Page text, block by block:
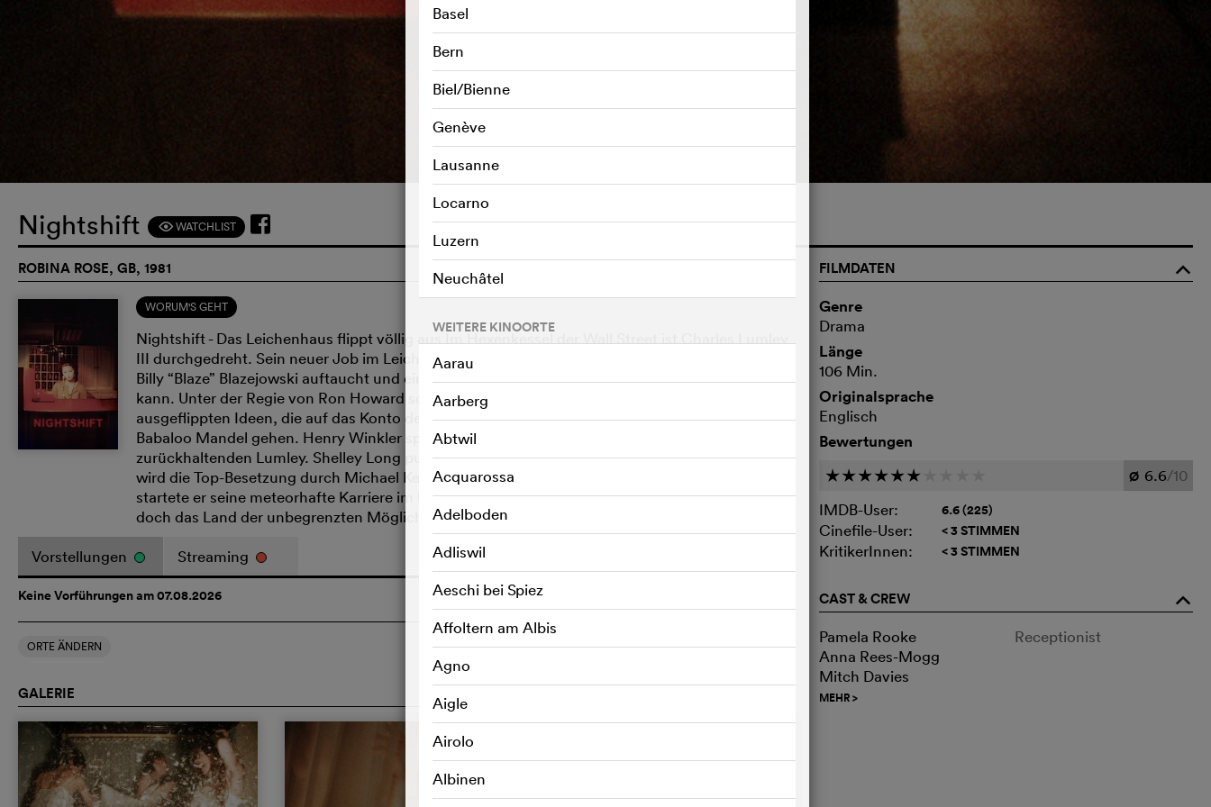
eTRAILER ABSPIELEN
Nightshift F WATCHLIST
ROBINA ROSE, GB, 1981
WORUM'S GEHT
Nightshift - Das Leichenhaus flippt völlig aus Im Hexenkessel der Wall Street ist Charles Lumley
III durchgedreht. Sein neuer Job im Leichenschauhaus von New York ist weniger stressig – bis
Billy “Blaze” Blazejowski auftaucht und eine coole Idee hat, wie man den Laden aufpeppen
kann. Unter der Regie von Ron Howard schwappt die halsbrecherische Farce über vor
ausgeflippten Ideen, die auf das Konto der erfahrenen Comedy-Autoren Lowell Ganz und
Babaloo Mandel gehen. Henry Winkler spielt die für ihn wunderbar untypische Rolle des
zurückhaltenden Lumley. Shelley Long punktet als unglückliche Hure mit Herz. Abgerundet
wird die Top-Besetzung durch Michael Keatons Filmdebüt als Billy Blaze – mit dieser Rolle
startete er seine meteorhafte Karriere im komischen und dramatischen Fach. Amerika ist eben
doch das Land der unbegrenzten Möglichkeiten, oder?
Vorstellungen Streaming
Keine Vorführungen am 07.08.2026
ORTE ÄNDERN
Basel
Bern
Biel/Bienne
Genève
Lausanne
Locarno
Luzern
Neuchâtel
WEITERE KINOORTE
Aarau
Aarberg
Abtwil
Acquarossa
Adelboden
Adliswil
Aeschi bei Spiez
Affoltern am Albis
Agno
Aigle
Airolo
Albinen
GALERIE
FILMDATEN
o
Genre
Drama
Länge
106 Min.
Originalsprache
Englisch
Bewertungen
c c c c c c Ø 6.6/10
IMDB-User:
6.6 (225)
Cinefile-User: < 3 STIMMEN
KritikerInnen: < 3 STIMMEN
CAST & CREW o
Pamela Rooke
Receptionist
Anna Rees-Mogg
Mitch Davies
MEHR>